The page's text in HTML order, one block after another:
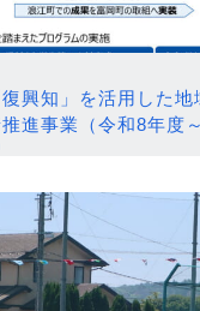
興知」を活用した地
進事業（令和8年度